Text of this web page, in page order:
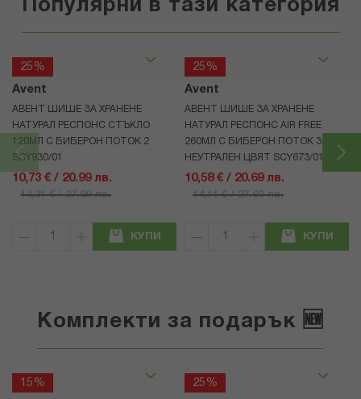
Популярни в тази категория
25%
Avent
АВЕНТ ШИШЕ ЗА ХРАНЕНЕ
НАТУРАЛ РЕСПОНС СТЪКЛО
120МЛ С БИБЕРОН ПОТОК 2
SCY930/01
10,73 € / 20.99 лв.
14,31 € / 27.99 лв.
КУПИ
25%
Avent
АВЕНТ ШИШЕ ЗА ХРАНЕНЕ
НАТУРАЛ РЕСПОНС AIR FREE
260МЛ С БИБЕРОН ПОТОК 3
НЕУТРАЛЕН ЦВЯТ SCY673/01
10,58 € / 20.69 лв.
14,11 € / 27.60 лв.
КУПИ
Комплекти за подарък 🆕
15%
25%